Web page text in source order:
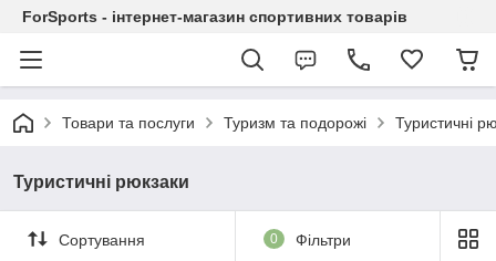
ForSports - інтернет-магазин спортивних товарів
Товари та послуги Туризм та подорожі Туристичні
Туристичні рюкзаки
Сортування 0 Фільтри